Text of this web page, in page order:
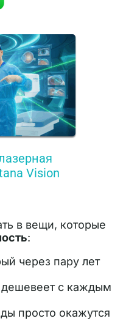
Vision
в вещи, которые
:
через пару лет
с каждым
просто окажутся